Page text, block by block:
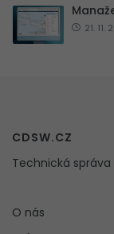
21. 11.
CDSW.CZ
Technická správa
O nás